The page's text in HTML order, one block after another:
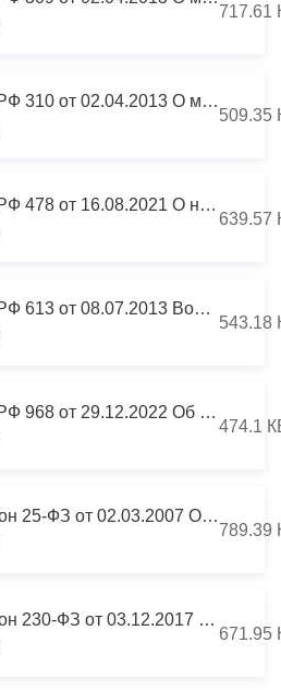
717.61
Указ Президента РФ 310 от 02.04.2013 О мерах по реализации отдельных положений
509.35
Указ Президента РФ 478 от 16.08.2021 О национальном плане противодействия коррупции
639.57
Указ Президента РФ 613 от 08.07.2013 Вопросы противодействия коррупции
543.18
Указ Президента РФ 968 от 29.12.2022 Об особенностях исполнения обязанностей в период СВО
474.1
Федеральный закон 25-ФЗ от 02.03.2007 О муниципальной службе в Российской Федерации
789.39
Федеральный закон 230-ФЗ от 03.12.2017 О контроле за соответствием расходов
671.95